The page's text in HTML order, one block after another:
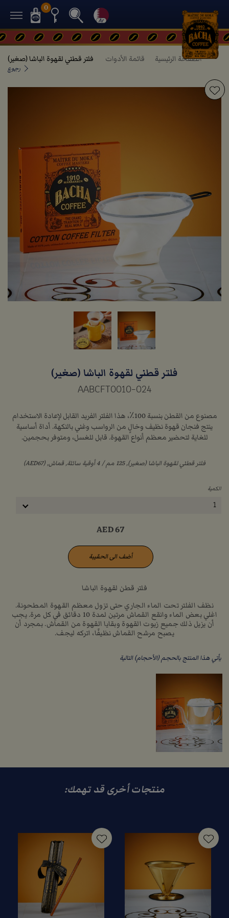
0
الصفحة الرئيسية قائمة الأدوات فلتر قطني لقهوة الباشا (صغير)
رجوع
فلتر قطني لقهوة الباشا (صغير)
AABCFT0010-024
مصنوع من القطن بنسبة 100٪، هذا الفلتر الفريد القابل لإعادة الاستخدام
ينتج فنجان قهوة نظيف وخالٍ من الرواسب وغني بالنكهة. أداة أساسية
للغاية لتحضير معظم أنواع القهوة. قابل للغسل، ومتوفر بحجمين.
فلتر قطني لقهوة الباشا (صغير), ‏125 مم / ‏4 أوقية سائلة, قماش, (AED67)
الكمية
1
AED67
أضف الى الحقيبة
فلتر قطن لقهوة الباشا
نظف الفلتر تحت الماء الجاري حتى تزول معظم القهوة المطحونة.
اغلي بعض الماء وانقع القماش مرتين لمدة 10 دقائق في كل مرة. يجب
أن يزيل ذلك جميع زيوت القهوة وبقايا القهوة من القماش. بمجرد أن
يصبح مرشح القماش نظيفًا، اتركه ليجف.
يأتي هذا المنتج بالحجم (الأحجام) التالية
منتجات أخرى قد تهمك: